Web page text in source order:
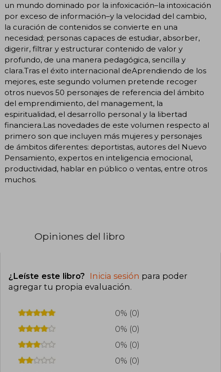
un mundo dominado por la infoxicación–la intoxicación
por exceso de información–y la velocidad del cambio,
la curación de contenidos se convierte en una
necesidad; personas capaces de estudiar, absorber,
digerir, filtrar y estructurar contenido de valor y
profundo, de una manera pedagógica, sencilla y
clara.Tras el éxito internacional deAprendiendo de los
mejores, este segundo volumen pretende recoger
otros nuevos 50 personajes de referencia del ámbito
del emprendimiento, del management, la
espiritualidad, el desarrollo personal y la libertad
financiera.Las novedades de este volumen respecto al
primero son que incluyen más mujeres y personajes
de ámbitos diferentes: deportistas, autores del Nuevo
Pensamiento, expertos en inteligencia emocional,
productividad, hablar en público o ventas, entre otros
muchos.
Opiniones del libro
¿Leíste este libro? Inicia sesión para poder
agregar tu propia evaluación.
0% (0)
0% (0)
0% (0)
0% (0)